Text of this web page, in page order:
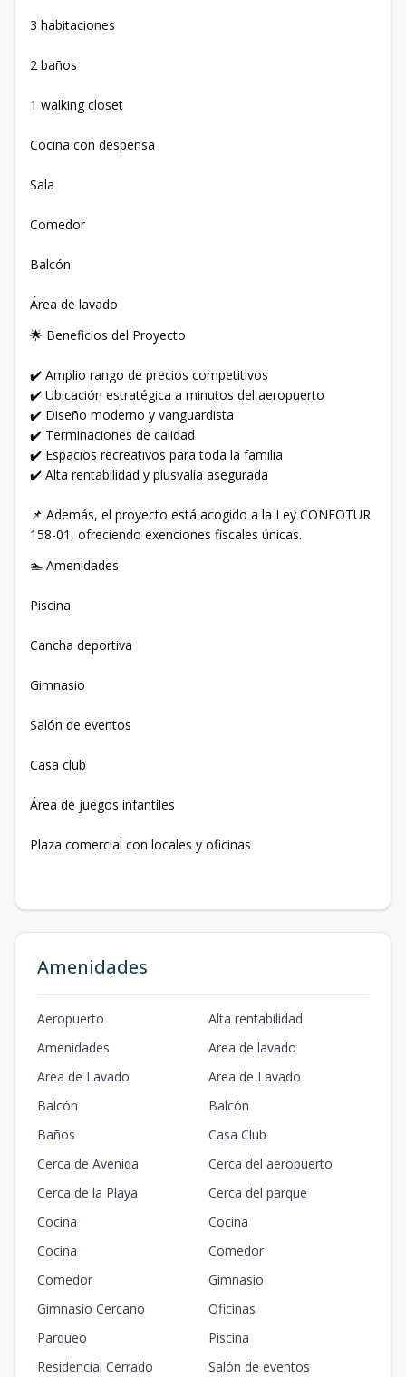
3 habitaciones
2 baños
1 walking closet
Cocina con despensa
Sala
Comedor
Balcón
Área de lavado
🌟 Beneficios del Proyecto
✔️ Amplio rango de precios competitivos
✔️ Ubicación estratégica a minutos del aeropuerto
✔️ Diseño moderno y vanguardista
✔️ Terminaciones de calidad
✔️ Espacios recreativos para toda la familia
✔️ Alta rentabilidad y plusvalía asegurada
📌 Además, el proyecto está acogido a la Ley CONFOTUR
158-01, ofreciendo exenciones fiscales únicas.
🏊 Amenidades
Piscina
Cancha deportiva
Gimnasio
Salón de eventos
Casa club
Área de juegos infantiles
Plaza comercial con locales y oficinas
Amenidades
Aeropuerto
Alta rentabilidad
Amenidades
Area de lavado
Area de Lavado
Area de Lavado
Balcón
Balcón
Baños
Casa Club
Cerca de Avenida
Cerca del aeropuerto
Cerca de la Playa
Cerca del parque
Cocina
Cocina
Cocina
Comedor
Comedor
Gimnasio
Gimnasio Cercano
Oficinas
Parqueo
Piscina
Residencial Cerrado
Salón de eventos